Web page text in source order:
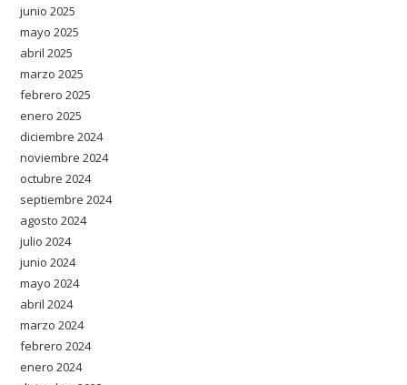
junio 2025
mayo 2025
abril 2025
marzo 2025
febrero 2025
enero 2025
diciembre 2024
noviembre 2024
octubre 2024
septiembre 2024
agosto 2024
julio 2024
junio 2024
mayo 2024
abril 2024
marzo 2024
febrero 2024
enero 2024